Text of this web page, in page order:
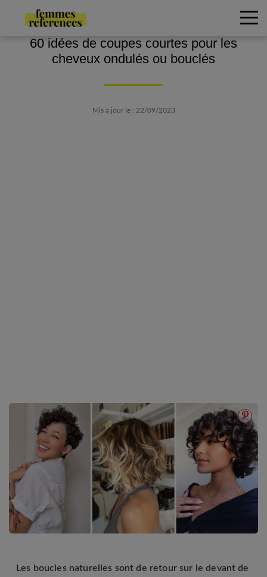
60 idées de coupes courtes pour les
cheveux ondulés ou bouclés
Mis à jour le : 22/09/2023
Les boucles naturelles sont de retour sur le devant de